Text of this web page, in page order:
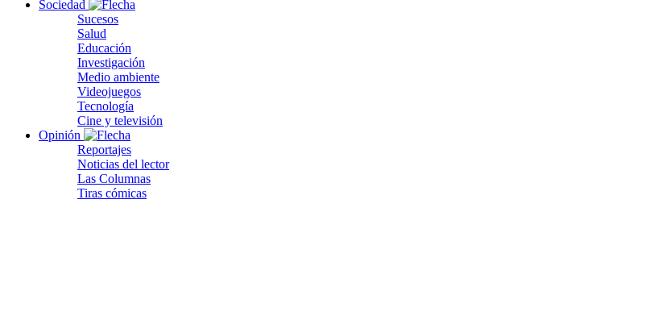
Sociedad
Sucesos
Salud
Educación
Investigación
Medio ambiente
Videojuegos
Tecnología
Cine y televisión
Opinión
Reportajes
Noticias del lector
Las Columnas
Tiras cómicas